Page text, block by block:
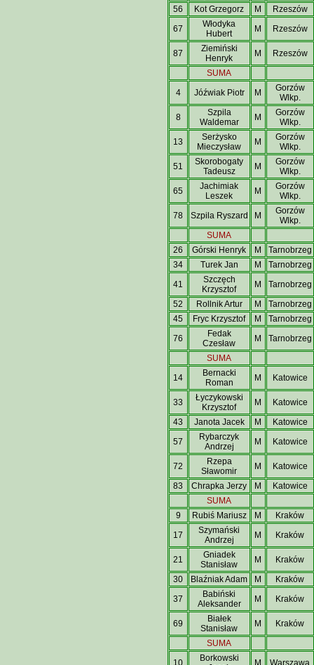
56
Kot Grzegorz M
Rzeszów
67
Włodyka
Hubert
M Rzeszów
87
Ziemiński
Henryk
M
Rzeszów
SUMA
4
Jóźwiak Piotr M
Gorzów
Wlkp.
8
Szpila
Waldemar
M
Gorzów
Wlkp.
13
Serżysko
Mieczysław
M
Gorzów
Wlkp.
51
Skorobogaty
Tadeusz
M
Gorzów
Wlkp.
65
Jachimiak
Leszek
M
Gorzów
Wlkp.
78
Szpila Ryszard M
Gorzów
Wlkp.
SUMA
26
Górski Henryk M
Tarnobrzeg
34
Turek Jan M
Tarnobrzeg
41
Szczęch
Krzysztof
M
Tarnobrzeg
52
Rollnik Artur M
Tarnobrzeg
45
Fryc Krzysztof M
Tarnobrzeg
76
Fedak
Czesław
M
Tarnobrzeg
SUMA
14
Bernacki
Roman
M Katowice
33
Łyczykowski
Krzysztof
M
Katowice
43
Janota Jacek M
Katowice
57
Rybarczyk
Andrzej
M Katowice
72
Rzepa
Sławomir
M
Katowice
83
Chrapka Jerzy M
Katowice
SUMA
9
Rubiś Mariusz M
Kraków
17
Szymański
Andrzej
M Kraków
21
Gniadek
Stanisław
M
Kraków
30
Blaźniak Adam M
Kraków
37
Babiński
Aleksander
M Kraków
69
Białek
Stanisław
M
Kraków
SUMA
10
Borkowski
M
Warszawa